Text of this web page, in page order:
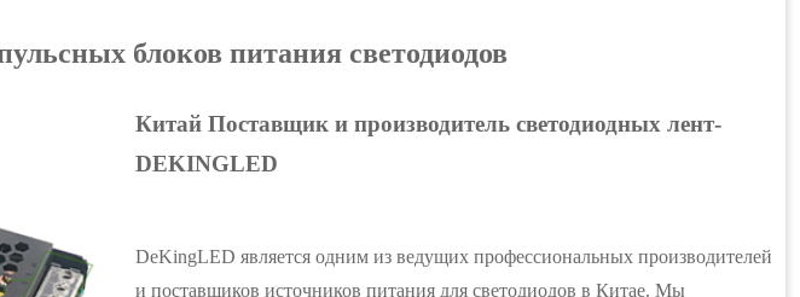
блоков питания светодиодов
Китай Поставщик и производитель светодиодных лент-
DEKINGLED
DeKingLED является одним из ведущих профессиональных производителей
и поставщиков источников питания для светодиодов в Китае. Мы